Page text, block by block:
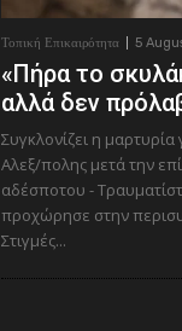
Τοπική Επικαιρότητα 5
«Πήρα το
αλλά δεν
Συγκλονίζει η
Αλεξ/πολης μετά την
αδέσποτου -
προχώρησε στην
Στιγμές...